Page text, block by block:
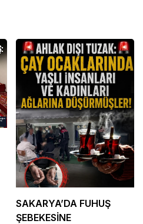
SAKARYA’DA FUHUŞ
ŞEBEKESİNE